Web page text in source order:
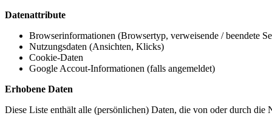
Datenattribute
Browserinformationen (Browsertyp, verweisende / beendete
Nutzungsdaten (Ansichten, Klicks)
Cookie-Daten
Google Accout-Informationen (falls angemeldet)
Erhobene Daten
Diese Liste enthält alle (persönlichen) Daten, die von oder durch die